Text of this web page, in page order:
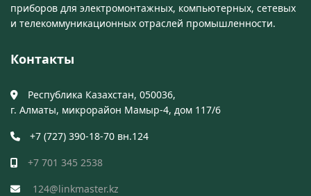
приборов для электромонтажных, компьютерных, сетевых
и телекоммуникационных отраслей промышленности.
Контакты
Республика Казахстан, 050036,
г. Алматы, микрорайон Мамыр-4, дом 117/6
+7 (727) 390-18-70 вн.124
+7 701 345 2538
124@linkmaster.kz